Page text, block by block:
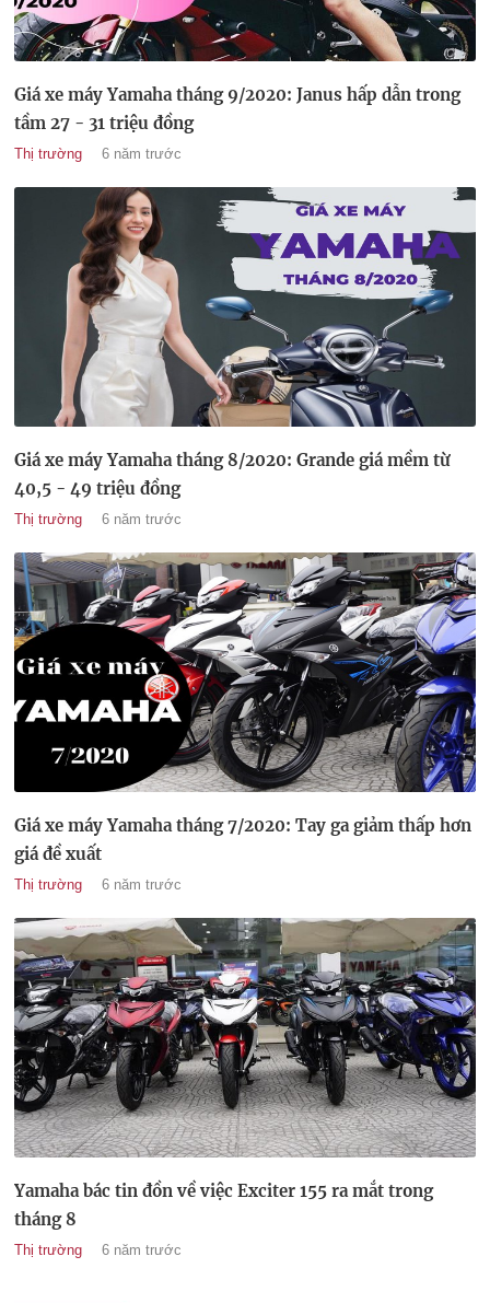
Giá xe máy Yamaha tháng 9/2020: Janus hấp dẫn trong
tầm 27 - 31 triệu đồng
Thị trường 6 năm trước
Giá xe máy Yamaha tháng 8/2020: Grande giá mềm từ
40,5 - 49 triệu đồng
Thị trường 6 năm trước
Giá xe máy Yamaha tháng 7/2020: Tay ga giảm thấp hơn
giá đề xuất
Thị trường 6 năm trước
Yamaha bác tin đồn về việc Exciter 155 ra mắt trong
tháng 8
Thị trường 6 năm trước